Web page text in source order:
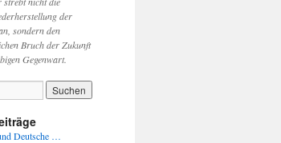
der
sondern den
Bruch der Zukunft
Gegenwart.
Deutsche …